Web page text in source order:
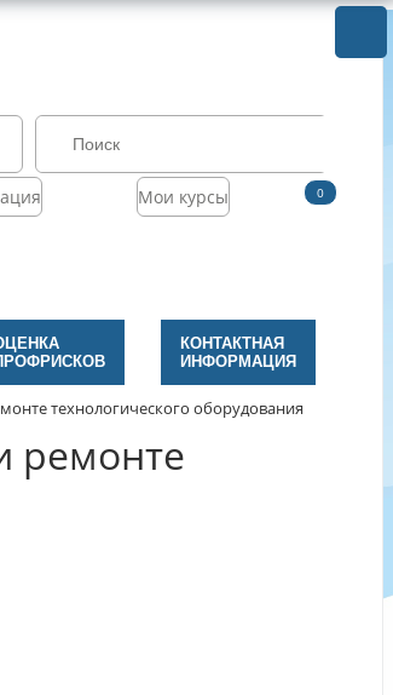
Мои курсы 0
КОНТАКТНАЯ
ИНФОРМАЦИЯ
технологического оборудования
ремонте